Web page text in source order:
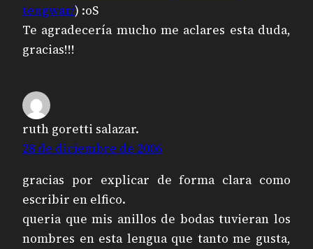
tengwar/) :oS
Te agradecería mucho me aclares esta duda,
gracias!!!
ruth goretti salazar.
28 de diciembre de 2006
gracias por explicar de forma clara como
escribir en elfico.
queria que mis anillos de bodas tuvieran los
nombres en esta lengua que tanto me gusta,